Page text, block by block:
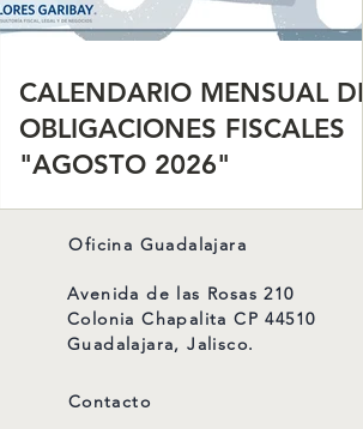
CALENDARIO MENSUAL DE
OBLIGACIONES FISCALES
"AGOSTO 2026"
Oficina Guadalajara
Avenida de las Rosas 210
Colonia Chapalita CP 44510
Guadalajara, Jalisco.
Contacto